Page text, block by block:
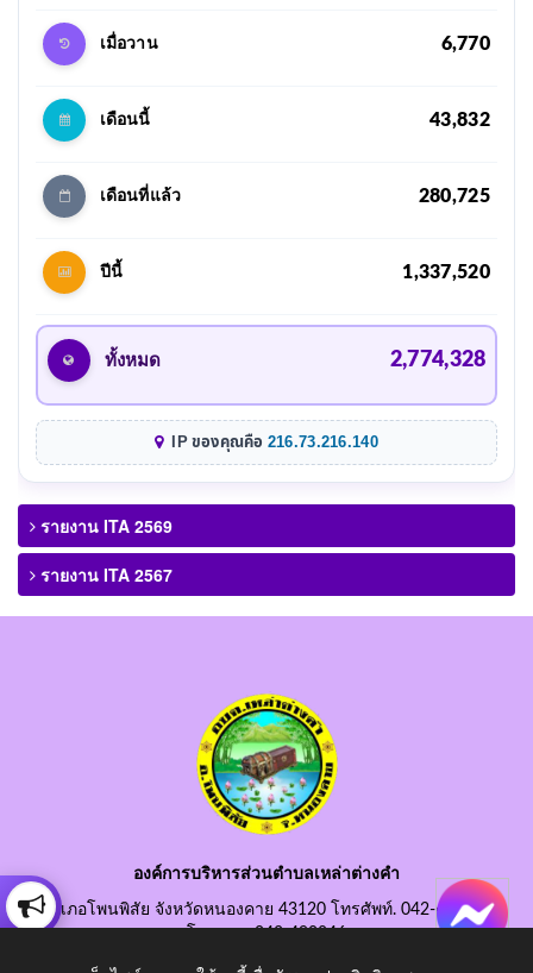
เมื่อวาน 6,770
เดือนนี้ 43,832
เดือนที่แล้ว 280,725
ปีนี้ 1,337,520
ทั้งหมด 2,774,328
IP ของคุณคือ 216.73.216.140
รายงาน ITA 2569
รายงาน ITA 2567
องค์การบริหารส่วนตำบลเหล่าต่างคำ
อำเภอโพนพิสัย จังหวัดหนองคาย 43120 โทรศัพท์. 042-490845
โทรสาร. 042-490846
อีเมลกลาง. saraban@laotangkham.go.th